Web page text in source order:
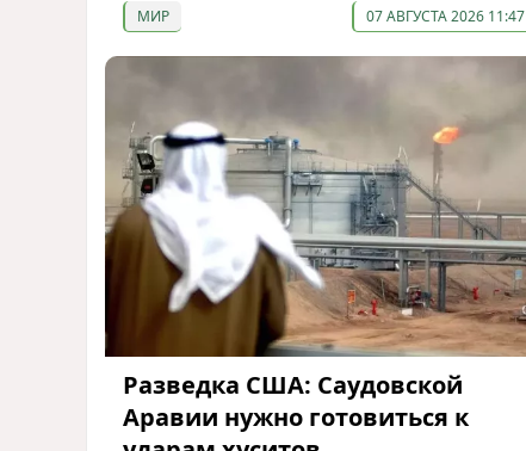
МИР 07 АВГУСТА 2026 11:47
Разведка США: Саудовской
Аравии нужно готовиться к